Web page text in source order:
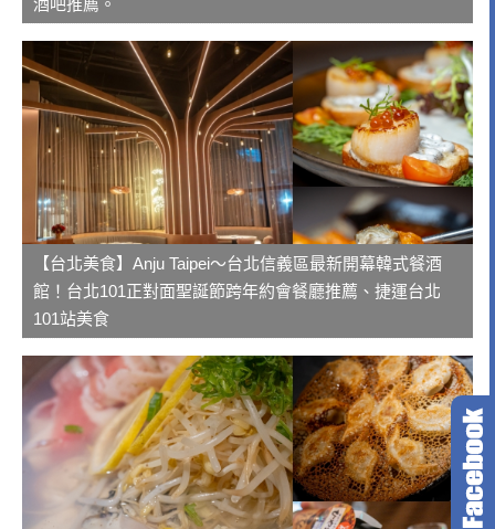
【台北美食】Anju Taipei～台北信義區最新開幕韓式餐酒
館！台北101正對面聖誕節跨年約會餐廳推薦、捷運台北
101站美食